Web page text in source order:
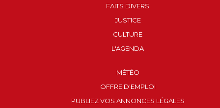
FAITS DIVERS
JUSTICE
CULTURE
L'AGENDA
MÉTÉO
OFFRE D'EMPLOI
PUBLIEZ VOS ANNONCES LÉGALES